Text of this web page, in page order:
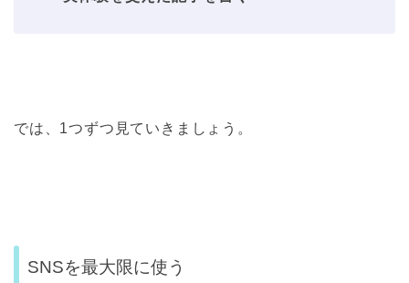
では、1つずつ見ていきましょう。
SNSを最大限に使う